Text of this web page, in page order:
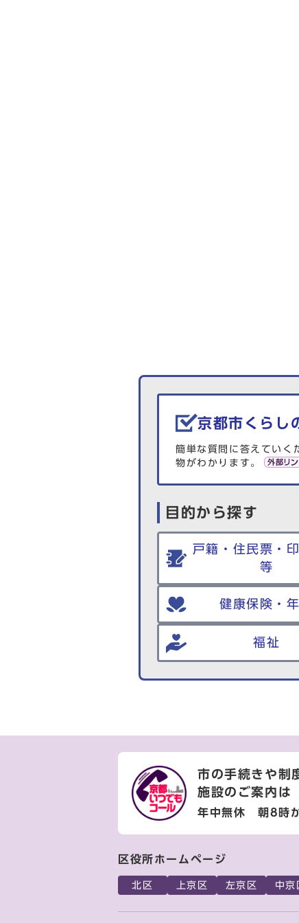
生活情報を探す
京都市くらし
簡単な質問に答えていく
物がわかります。
目的から探す
戸籍・住民票・
等
健康保険・
福祉
市の手続きや制
施設のご案内は
年中無休 朝8時
区役所ホームページ
北区 上京区 左京区 中京